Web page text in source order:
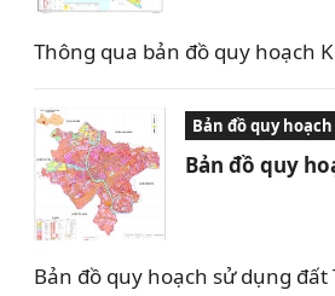
Thông qua bản đồ quy hoạch
Bản đồ quy hoạch
Bản đồ quy
Bản đồ quy hoạch sử dụng